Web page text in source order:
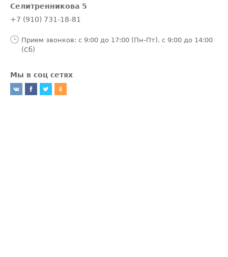
Селитренникова 5
+7 (910) 731-18-81
Прием звонков: с 9:00 до 17:00 (Пн-Пт). с 9:00 до 14:00
(Сб)
Мы в соц сетях